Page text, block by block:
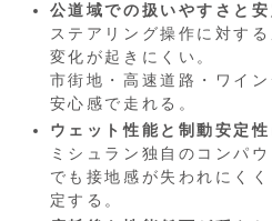
公道域での扱いやすさと
ステアリング操作に対す
変化が起きにくい。
市街地・高速道路・ワイ
安心感で走れる。
ウェット性能と制動安定性
ミシュラン独自のコンパ
でも接地感が失われにく
定する。